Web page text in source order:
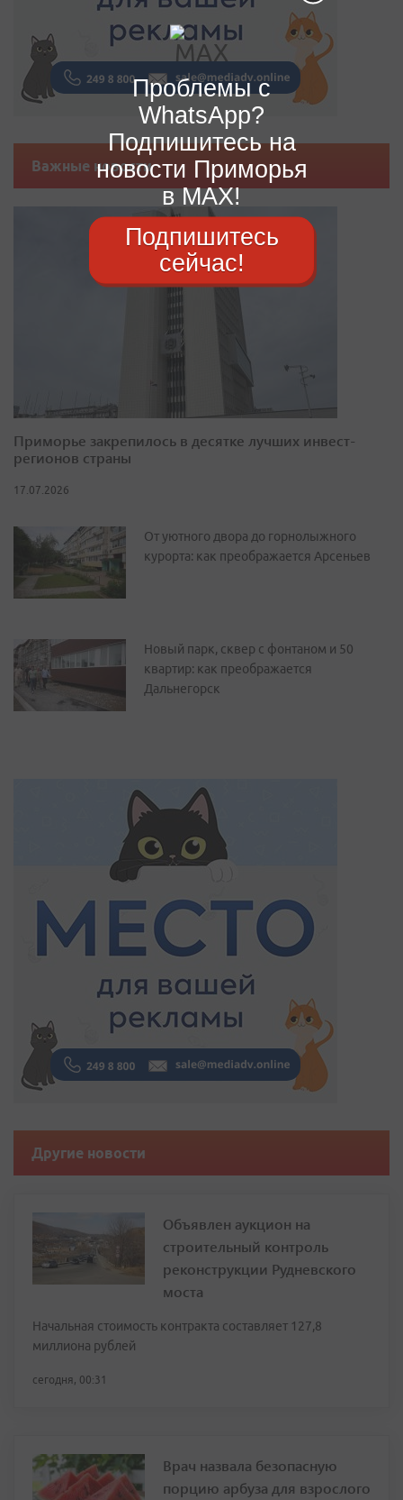
Важные новости
Приморье закрепилось в десятке лучших инвест-
регионов страны
17.07.2026
От уютного двора до горнолыжного
курорта: как преображается Арсеньев
Новый парк, сквер с фонтаном и 50
квартир: как преображается
Дальнегорск
Другие новости
Объявлен аукцион на
строительный контроль
реконструкции Рудневского
моста
Начальная стоимость контракта составляет 127,8
миллиона рублей
сегодня, 00:31
Врач назвала безопасную
порцию арбуза для взрослого
Проблемы с
WhatsApp?
Подпишитесь на
новости Приморья
в MAX!
Подпишитесь
сейчас!